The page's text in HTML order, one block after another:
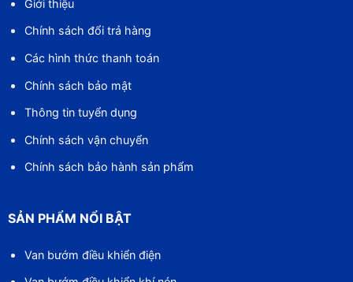
Giới thiệu
Chính sách đổi trả hàng
Các hình thức thanh toán
Chính sách bảo mật
Thông tin tuyển dụng
Chính sách vận chuyển
Chính sách bảo hành sản phẩm
SẢN PHẨM NỔI BẬT
Van bướm điều khiển điện